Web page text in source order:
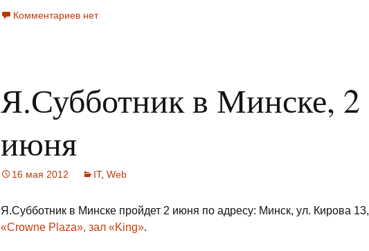
Комментариев нет
Я.Субботник в Минске, 2
июня
16 мая 2012 IT, Web
Я.Субботник в Минске пройдет 2 июня по адресу: Минск, ул. Кирова 13,
«Crowne Plaza», зал «King».